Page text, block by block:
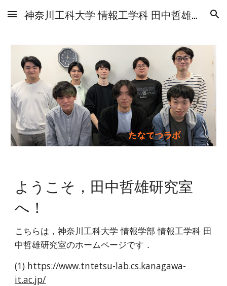
Skip to main content Skip to navigation
神奈川工科大学 情報工学科 田中哲雄研究室
ようこそ，田中哲雄研究室
へ！
こちらは，神奈川工科大学 情報学部 情報工学科 田
中哲雄研究室のホームページです．
(1) https://www.tntetsu-lab.cs.kanagawa-
it.ac.jp/